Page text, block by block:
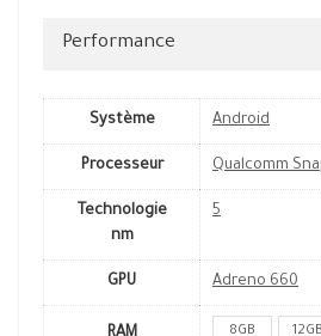
Performance
Système Android
Processeur Qualcomm
Technologie
nm
5
GPU Adreno 660
8GB 12GB